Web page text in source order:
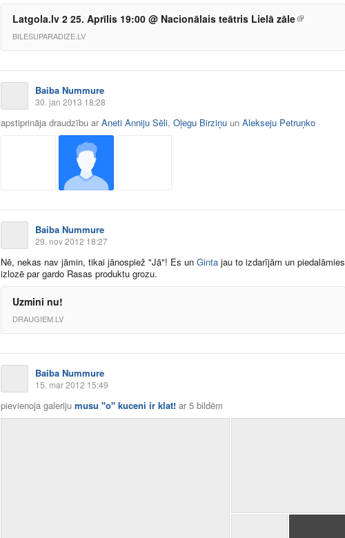
Latgola.lv 2 25. Aprīlis 19:00 @ Nacionālais teātris Lielā zāle
BILESUPARADIZE.LV
Baiba Nummure
30. jan 2013 18:28
apstiprināja draudzību arAneti Anniju Sēli, Oļegu Birziņu un Alekseju Petruņko
Baiba Nummure
29. nov 2012 18:27
Nē, nekas nav jāmin, tikai jānospiež "Jā"! Es un Ginta jau to izdarījām un piedalāmies
izlozē par gardo Rasas produktu grozu.
Uzmini nu!
DRAUGIEM.LV
Baiba Nummure
15. mar 2012 15:49
pievienoja galeriju musu ''o'' kuceni ir klat! ar5 bildēm